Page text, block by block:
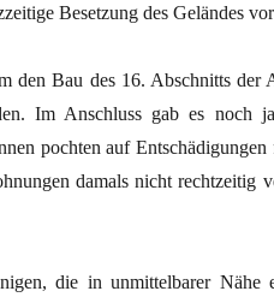
Besetzung des Geländes
den Bau des 16. Abschnitts der
Im Anschluss gab es noch
pochten auf
damals nicht rechtzeitig
die in unmittelbarer Nähe